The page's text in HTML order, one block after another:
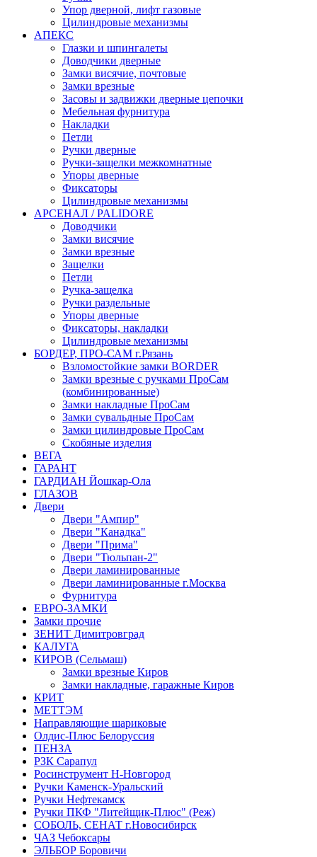
Упор дверной, лифт газовые
Цилиндровые механизмы
АПЕКС
Глазки и шпингалеты
Доводчики дверные
Замки висячие, почтовые
Замки врезные
Засовы и задвижки дверные цепочки
Мебельная фурнитура
Накладки
Петли
Ручки дверные
Ручки-защелки межкомнатные
Упоры дверные
Фиксаторы
Цилиндровые механизмы
АРСЕНАЛ / PALIDORE
Доводчики
Замки висячие
Замки врезные
Защелки
Петли
Ручка-защелка
Ручки раздельные
Упоры дверные
Фиксаторы, накладки
Цилиндровые механизмы
БОРДЕР, ПРО-САМ г.Рязань
Взломостойкие замки BORDER
Замки врезные с ручками ПроСам
(комбинированные)
Замки накладные ПроСам
Замки сувальдные ПроСам
Замки цилиндровые ПроСам
Скобяные изделия
ВЕГА
ГАРАНТ
ГАРДИАН Йошкар-Ола
ГЛАЗОВ
Двери
Двери "Ампир"
Двери "Канадка"
Двери "Прима"
Двери "Тюльпан-2"
Двери ламинированные
Двери ламинированные г.Москва
Фурнитура
ЕВРО-ЗАМКИ
Замки прочие
ЗЕНИТ Димитровград
КАЛУГА
КИРОВ (Сельмаш)
Замки врезные Киров
Замки накладные, гаражные Киров
КРИТ
МЕТТЭМ
Направляющие шариковые
Олдис-Плюс Белоруссия
ПЕНЗА
РЗК Сарапул
Росинструмент Н-Новгород
Ручки Каменск-Уральский
Ручки Нефтекамск
Ручки ПКФ "Литейщик-Плюс" (Реж)
СОБОЛЬ, СЕНАТ г.Новосибирск
ЧАЗ Чебоксары
ЭЛЬБОР Боровичи